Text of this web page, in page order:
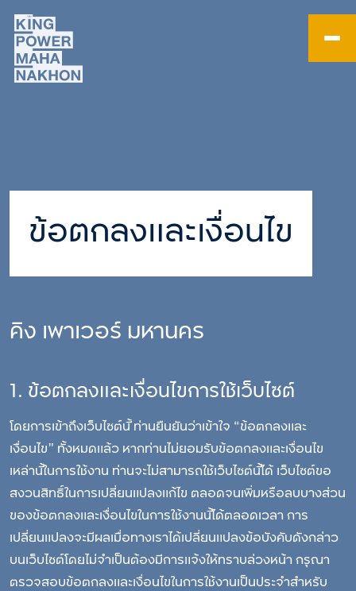
ข้อตกลงและเงื่อนไข
คิง เพาเวอร์ มหานคร
1. ข้อตกลงและเงื่อนไขการใช้เว็บไซต์
โดยการเข้าถึงเว็บไซต์นี้ ท่านยืนยันว่าเข้าใจ “ข้อตกลงและ
เงื่อนไข” ทั้งหมดแล้ว หากท่านไม่ยอมรับข้อตกลงและเงื่อนไข
เหล่านี้ในการใช้งาน ท่านจะไม่สามารถใช้เว็บไซต์นี้ได้ เว็บไซต์ขอ
สงวนสิทธิ์ในการเปลี่ยนแปลงแก้ไข ตลอดจนเพิ่มหรือลบบางส่วน
ของข้อตกลงและเงื่อนไขในการใช้งานนี้ได้ตลอดเวลา การ
เปลี่ยนแปลงจะมีผลเมื่อทางเราได้เปลี่ยนแปลงข้อบังคับดังกล่าว
บนเว็บไซต์โดยไม่จำเป็นต้องมีการแจ้งให้ทราบล่วงหน้า กรุณา
ตรวจสอบข้อตกลงและเงื่อนไขในการใช้งานเป็นประจำสำหรับ